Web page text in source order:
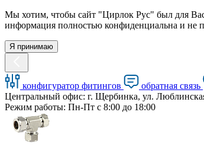
Мы хотим, чтобы сайт "Цирлок Рус" был для
информация полностью конфиденциальна и не
Я принимаю
конфигуратор фитингов обратная связь
Центральный офис: г. Щербинка, ул.
Режим работы: Пн-Пт с 8:00 до 18:00